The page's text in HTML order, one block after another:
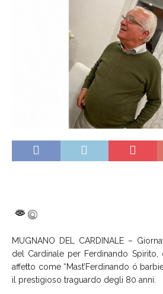
MUGNANO DEL CARDINALE –
del Cardinale per Ferdinando
affetto come “Mast’Ferdinando ó
il prestigioso traguardo degli 80 anni.